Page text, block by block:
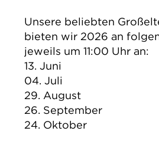
Unsere beliebten
bieten wir 2026 an
jeweils um 11:00 Uhr an:
13. Juni
04. Juli
29. August
26. September
24. Oktober